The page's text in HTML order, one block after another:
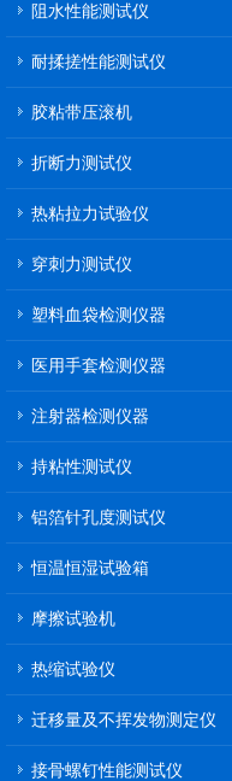
阻水性能测试仪
耐揉搓性能测试仪
胶粘带压滚机
折断力测试仪
热粘拉力试验仪
穿刺力测试仪
塑料血袋检测仪器
医用手套检测仪器
注射器检测仪器
持粘性测试仪
铝箔针孔度测试仪
恒温恒湿试验箱
摩擦试验机
热缩试验仪
迁移量及不挥发物测定仪
接骨螺钉性能测试仪